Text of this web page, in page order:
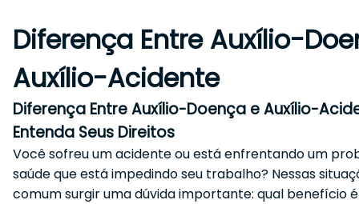
Diferença Entre Auxílio-
Auxílio-Acidente
Diferença Entre Auxílio-Doença e Auxílio-
Entenda Seus Direitos
Você sofreu um acidente ou está enfrentando um
saúde que está impedindo seu trabalho? Nessas
comum surgir uma dúvida importante: qual benefício